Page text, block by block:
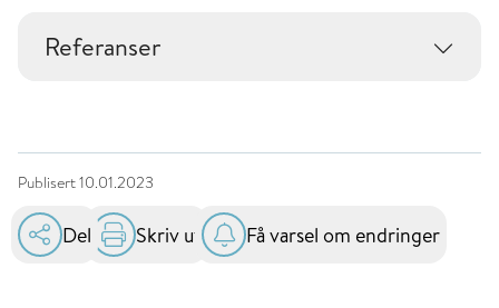
Referanser
Publisert10.01.2023
Del Skriv ut Få varsel om endringer